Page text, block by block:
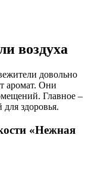
воздуха
довольно
аромат. Они
Главное –
здоровья.
«Нежная